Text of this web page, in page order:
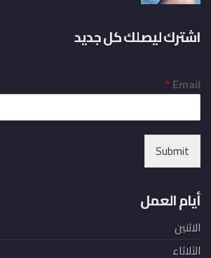
اشترك ليصلك كل جديد
Email
*
Submit
أيام العمل
الاثنين
الثلاثاء